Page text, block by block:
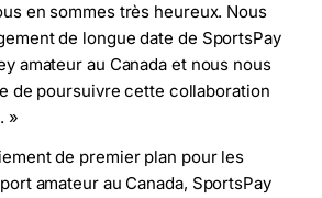
en sommes très heureux. Nous
de longue date de SportsPay
amateur au Canada et nous nous
de poursuivre cette collaboration
»
de premier plan pour les
amateur au Canada, SportsPay